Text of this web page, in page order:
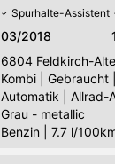
Spurhalte-Assistent
03/2018
6804 Feldkirch-
Kombi
Gebraucht
Automatik
Allrad-
Grau - metallic
Benzin
7.7 l/